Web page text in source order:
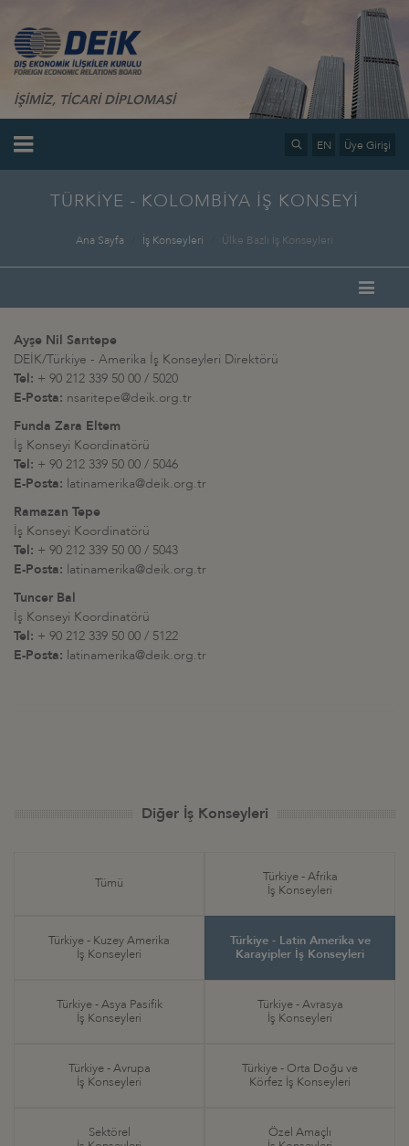
İŞİMİZ, TİCARİ DİPLOMASİ
EN Üye Girişi
TÜRKİYE - KOLOMBİYA İŞ KONSEYİ
Ana Sayfa İş Konseyleri Ülke Bazlı İş Konseyleri
Ayşe Nil Sarıtepe
DEİK/Türkiye - Amerika İş Konseyleri Direktörü
Tel: + 90 212 339 50 00 / 5020
E-Posta: nsaritepe@deik.org.tr
Funda Zara Eltem
İş Konseyi Koordinatörü
Tel: + 90 212 339 50 00 / 5046
E-Posta: latinamerika@deik.org.tr
Ramazan Tepe
İş Konseyi Koordinatörü
Tel: + 90 212 339 50 00 / 5043
E-Posta: latinamerika@deik.org.tr
Tuncer Bal
İş Konseyi Koordinatörü
Tel: + 90 212 339 50 00 / 5122
E-Posta: latinamerika@deik.org.tr
Diğer İş Konseyleri
Tümü
Türkiye - Afrika
İş Konseyleri
Türkiye - Kuzey Amerika
İş Konseyleri
Türkiye - Latin Amerika ve
Karayipler İş Konseyleri
Türkiye - Asya Pasifik
İş Konseyleri
Türkiye - Avrasya
İş Konseyleri
Türkiye - Avrupa
İş Konseyleri
Türkiye - Orta Doğu ve
Körfez İş Konseyleri
Sektörel
Özel Amaçlı